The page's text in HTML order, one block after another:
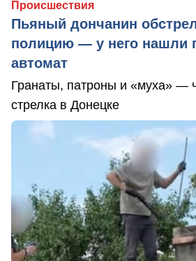
Происшествия
Пьяный дончанин
полицию — у него нашли
автомат
Гранаты, патроны и «муха» —
стрелка в Донецке